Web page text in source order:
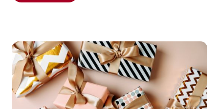
zahlreiche Angebote wie den Kölner Zoo, das
Entdecken Sie jetzt die Highlights von Köln.